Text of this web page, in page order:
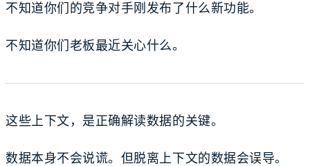
不知道你们的竞争对手刚发布了什么新功能。
不知道你们老板最近关心什么。
这些上下文，是正确解读数据的关键。
数据本身不会说谎。但脱离上下文的数据会误导。